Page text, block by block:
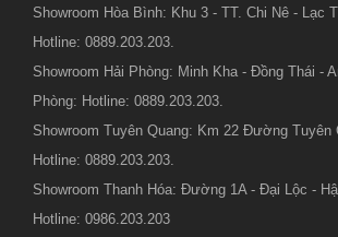
Showroom Hòa Bình: Khu 3 - TT. Chi Nê - Lạc
Hotline: 0889.203.203.
Showroom Hải Phòng: Minh Kha - Đồng Thái -
Phòng: Hotline: 0889.203.203.
Showroom Tuyên Quang: Km 22 Đường Tuyên
Hotline: 0889.203.203.
Showroom Thanh Hóa: Đường 1A - Đại Lộc -
Hotline: 0986.203.203